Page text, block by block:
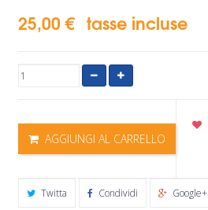
25,00 € tasse incluse
AGGIUNGI AL CARRELLO
Twitta Condividi Google+